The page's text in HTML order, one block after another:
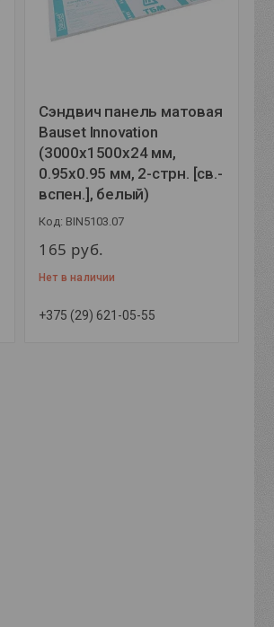
Сэндвич панель матовая
Bauset Innovation
(3000x1500x24 мм,
0.95x0.95 мм, 2-стрн. [св.-
вспен.], белый)
BIN5103.07
165 руб.
Нет в наличии
+375 (29) 621-05-55